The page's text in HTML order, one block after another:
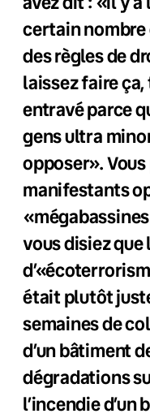
certain nombre
des règles de
laissez faire
entravé parce
gens ultra
opposer».
manifestants
vous disiez que
était plutôt
semaines de
d’un bâtiment
dégradations
l’incendie